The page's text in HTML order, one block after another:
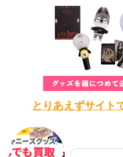
とりあえずサイ